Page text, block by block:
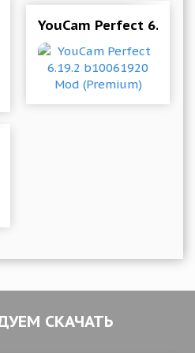
& filter by BeautyPlus
YouCam Perfect 6.19.2
b1769 Mod (Premium)
СКАЧАТЬ